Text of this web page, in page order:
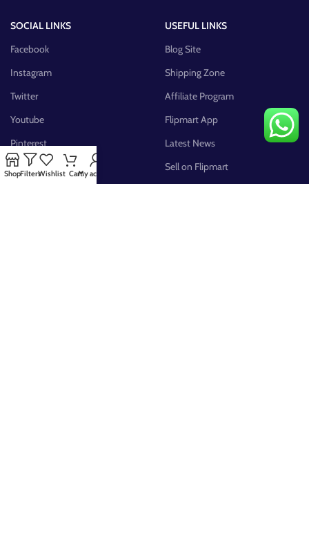
SOCIAL LINKS
Facebook
Instagram
Twitter
Youtube
Pinterest
FB Group
USEFUL LINKS
Blog Site
Shipping Zone
Affiliate Program
Flipmart App
Latest News
Sell on Flipmart
ShopFiltersWishlist CartMy account